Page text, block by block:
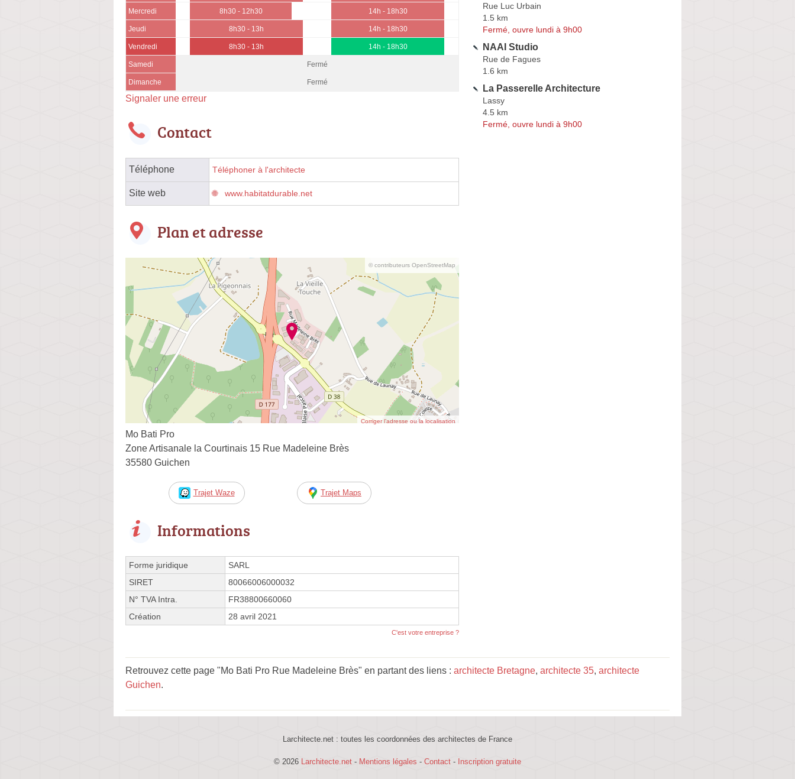
Mercredi 8h30 - 12h30 14h - 18h30
Jeudi 8h30 - 13h 14h - 18h30
Vendredi 8h30 - 13h 14h - 18h30
Samedi Fermé
Dimanche Fermé
Signaler une erreur
Contact
Téléphone Téléphoner à l'architecte
Site web www.habitatdurable.net
Plan et adresse
© contributeurs OpenStreetMap
Corriger l’adresse ou la localisation
Mo Bati Pro
Zone Artisanale la Courtinais 15 Rue Madeleine Brès
35580 Guichen
Trajet Waze Trajet Maps
Informations
Forme juridique
SARL
SIRET
80066006000032
N° TVA Intra.
FR38800660060
Création
28 avril 2021
C'est votre entreprise ?
Rue Luc Urbain
1.5 km
Fermé, ouvre lundi à 9h00
NAAI Studio
Rue de Fagues
1.6 km
La Passerelle Architecture
Lassy
4.5 km
Fermé, ouvre lundi à 9h00
Retrouvez cette page "Mo Bati Pro Rue Madeleine Brès" en partant des liens : architecte Bretagne, architecte 35, architecte
Guichen.
Larchitecte.net : toutes les coordonnées des architectes de France
© 2026 Larchitecte.net - Mentions légales - Contact - Inscription gratuite